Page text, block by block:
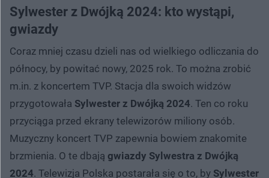
Sylwester z Dwójką 2024: kto wystąpi,
gwiazdy
Coraz mniej czasu dzieli nas od wielkiego odliczania do
północy, by powitać nowy, 2025 rok. To można zrobić
m.in. z koncertem TVP. Stacja dla swoich widzów
przygotowała Sylwester z Dwójką 2024. Ten co roku
przyciąga przed ekrany telewizorów miliony osób.
Muzyczny koncert TVP zapewnia bowiem znakomite
brzmienia. O te dbają gwiazdy Sylwestra z Dwójką
2024. Telewizja Polska postarała się o to, by Sylwester